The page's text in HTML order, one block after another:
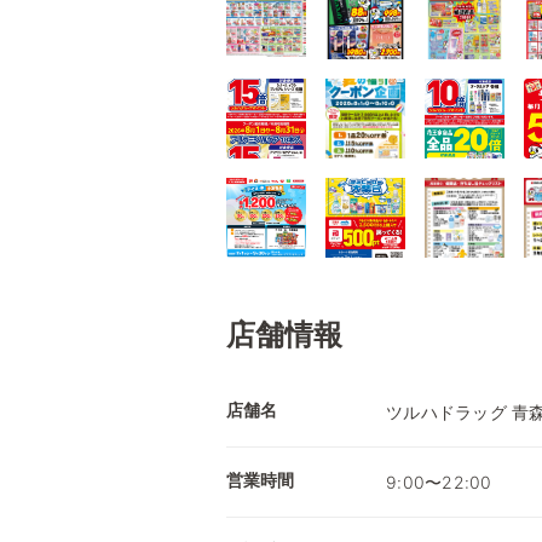
店舗情報
店舗名 ツルハドラッグ 青
営業時間 9:00〜22:00